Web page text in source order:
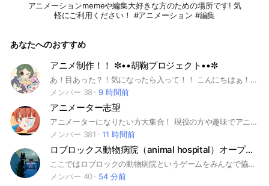
アニメーションmemeや編集大好きな方のための場所です! 気
軽にご利用ください！ #アニメーション #編集
あなたへのおすすめ
アニメ制作！！ ✼••胡鞠プロジェクト••✼
あ！目あった？！気になったら入って！！ こんにちはぁ！！ 2026年 2月にYouTubeに初投稿！ 7月にショートアニメ 【ほのわらしょーとっ！！】公開予定 現在ショートアニメは完成に向けてアニメーションを制作中！ アニメ【Arc Liberator】は現在脚本制作中！！ なんかすごい怖そうで、居ずらそう？？ 全然そんなことありません！！ 雑談サブトークではワイワイ仲良くやってます！！ 現在はアニメーション制作などな進んでいます！ 実はアニメーター不足です！！( ߹꒳​߹ ) アニメーターは随時大大大募集中！！ ⚠声優の募集も再度受付け開始します！！ ⚠️入る際はホームのマークがあるところに入ってください！！ 入室する際は名前の後に「未定｣を 見学の場合は「見学」と入れてください！ 募集要項 中学生〜 やる気がある方 即抜けしない方！ 荒らし❌ 無償です！ 募集役職⬇ 演出家(絵コンテ) ︎🌟アニメーター ✨原画 ✨動画 ✨ペイント ✨作曲 背景 編集者 声優 です！！ ここまで読んだら気になってる？？見学でもいいから入ってね！！ キーワード「🌸」 ここまで来たら入ってくれるよね？笑 胡鞠プロジェクトの説明！(？) 途中でアニメ制作が止まってしまうオプが多く私もなかなか成功できずに来ました……！ ここで成功させたい！！ メンバーさんのやりたいことをみんなでやりたい！ そんな気持ちで立てたオプです！ メンバーさんのリアルが第1優先！ 学生さんでも受験生さんでも、大丈夫です！ ⬇タグだよん♪ タグ🏷𓈒𓏸︎ #アニメ制作 #アニメ #絵師 #歌い手 #自主制作アニメ #アニメーター #絵師募集 #募集 #演出家 #大作アニメ #ショートアニメ #絵コンテ #YouTube #メンバー募集 #アニメーター募集 #専属絵師 #コデマリ#胡鞠 #本気
メンバー 38
9 時間前
アニメーター志望
アニメーターになりたい方大集合！ 現役の方や趣味でアニメを作ってる方も大歓迎です！！
メンバー 381
11 時間前
ロブロックス動物病院（animal hospital）オープンチャット🔰誰でも歓迎！副官募集中🎆
ここではロブロックの動物病院というゲームをみんなで協力して攻略するオープンチャットです！主も始めたばかりの急上昇ゲームなのでまだ初めてないよって人はこれみて興味湧いた人はやってみてほしい！ ルールは大事なノートを見てね！
メンバー 40
54 分前